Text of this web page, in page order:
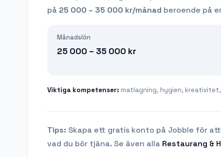
på 25 000 – 35 000 kr/månad beroende på
Månadslön
25 000 – 35 000 kr
Viktiga kompetenser: matlagning, hygien,
Tips: Skapa ett gratis konto på Jobble för
vad du bör tjäna. Se även alla Restaurang &